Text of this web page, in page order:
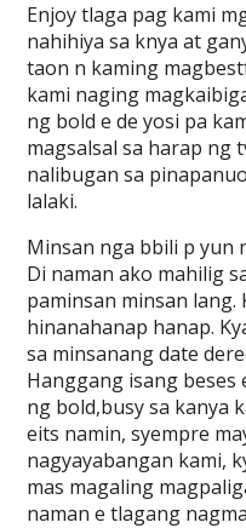
Enjoy tlaga pag kami
nahihiya sa knya at
taon n kaming
kami naging
ng bold e de yosi pa
magsalsal sa harap ng
nalibugan sa
lalaki.
Minsan nga bbili p yun
Di naman ako mahilig
paminsan minsan lang.
hinanahanap hanap.
sa minsanang date
Hanggang isang
ng bold,busy sa kanya
eits namin, syempre
nagyayabangan kami,
mas magaling
naman e tlagang